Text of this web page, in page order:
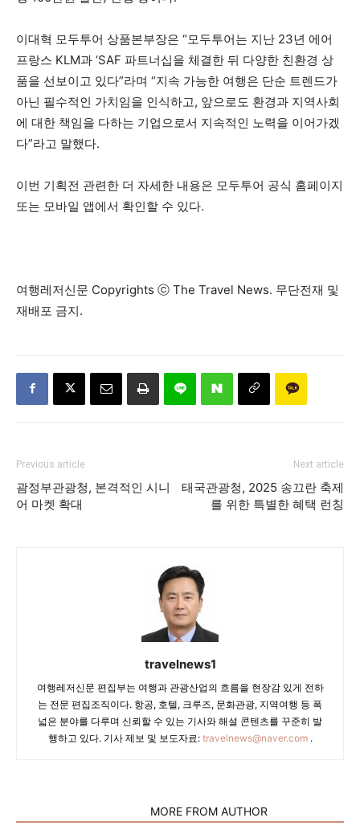
이대혁 모두투어 상품본부장은 “모두투어는 지난 23년 에어
프랑스 KLM과 ‘SAF 파트너십을 체결한 뒤 다양한 친환경 상
품을 선보이고 있다”라며 “지속 가능한 여행은 단순 트렌드가
아닌 필수적인 가치임을 인식하고, 앞으로도 환경과 지역사회
에 대한 책임을 다하는 기업으로서 지속적인 노력을 이어가겠
다”라고 말했다.
이번 기획전 관련한 더 자세한 내용은 모두투어 공식 홈페이지
또는 모바일 앱에서 확인할 수 있다.
여행레저신문 Copyrights ⓒ The Travel News. 무단전재 및
재배포 금지.
Previous article
괌정부관광청, 본격적인 시니
어 마켓 확대
Next article
태국관광청, 2025 송끄란 축제
를 위한 특별한 혜택 런칭
travelnews1
여행레저신문 편집부는 여행과 관광산업의 흐름을 현장감 있게 전하
는 전문 편집조직이다. 항공, 호텔, 크루즈, 문화관광, 지역여행 등 폭
넓은 분야를 다루며 신뢰할 수 있는 기사와 해설 콘텐츠를 꾸준히 발
행하고 있다. 기사 제보 및 보도자료: travelnews@naver.com.
MORE FROM AUTHOR